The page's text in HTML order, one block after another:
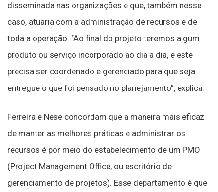
disseminada nas organizações e que, também nesse
caso, atuaria com a administração de recursos e de
toda a operação. “Ao final do projeto teremos algum
produto ou serviço incorporado ao dia a dia, e este
precisa ser coordenado e gerenciado para que seja
entregue o que foi pensado no planejamento”, explica.
Ferreira e Nese concordam que a maneira mais eficaz
de manter as melhores práticas e administrar os
recursos é por meio do estabelecimento de um PMO
(Project Management Office, ou escritório de
gerenciamento de projetos). Esse departamento é que